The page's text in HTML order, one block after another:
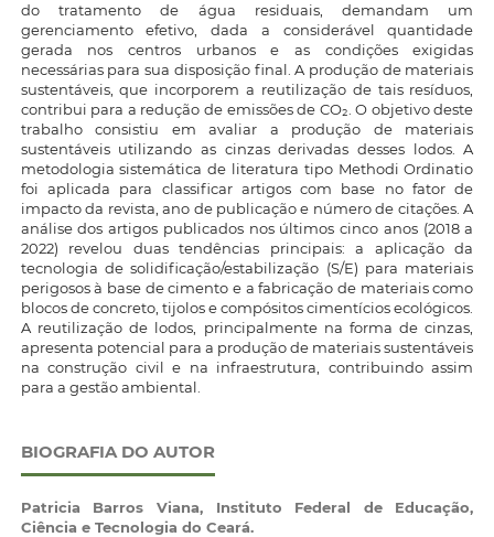
do tratamento de água residuais, demandam um
gerenciamento efetivo, dada a considerável quantidade
gerada nos centros urbanos e as condições exigidas
necessárias para sua disposição final. A produção de materiais
sustentáveis, que incorporem a reutilização de tais resíduos,
contribui para a redução de emissões de CO₂. O objetivo deste
trabalho consistiu em avaliar a produção de materiais
sustentáveis utilizando as cinzas derivadas desses lodos. A
metodologia sistemática de literatura tipo Methodi Ordinatio
foi aplicada para classificar artigos com base no fator de
impacto da revista, ano de publicação e número de citações. A
análise dos artigos publicados nos últimos cinco anos (2018 a
2022) revelou duas tendências principais: a aplicação da
tecnologia de solidificação/estabilização (S/E) para materiais
perigosos à base de cimento e a fabricação de materiais como
blocos de concreto, tijolos e compósitos cimentícios ecológicos.
A reutilização de lodos, principalmente na forma de cinzas,
apresenta potencial para a produção de materiais sustentáveis
na construção civil e na infraestrutura, contribuindo assim
para a gestão ambiental.
BIOGRAFIA DO AUTOR
Patricia Barros Viana, Instituto Federal de Educação,
Ciência e Tecnologia do Ceará.